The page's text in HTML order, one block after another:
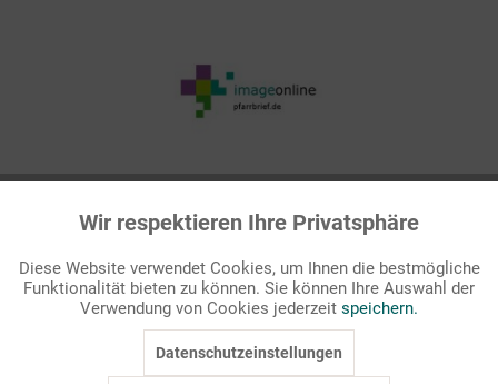
Passende Stichworte
AT, Bibel
zuerst Ihr Produktformat aus.
z.B. Farbe-Grafik, Schwarz-Weiß-Grafik, mit/ohne Text ...
Funktionale Aktiv
Marketing Inaktiv
Wir respektieren Ihre Privatsphäre
Diese Website verwendet Cookies, um Ihnen die bestmögliche
Funktionalität bieten zu können. Sie können Ihre Auswahl der
Verwendung von Cookies jederzeit speichern.
Datenschutzeinstellungen